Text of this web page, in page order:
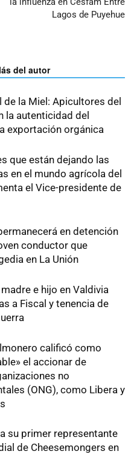
Lagos de Puyehue
del autor
de la Miel: Apicultores del
la autenticidad del
exportación orgánica
que están dejando las
en el mundo agrícola del
el Vice-presidente de
en detención
conductor que
en La Unión
e hijo en Valdivia
a Fiscal y tenencia de
calificó como
el accionar de
no
(ONG), como Libera y
su primer representante
de Cheesemongers en